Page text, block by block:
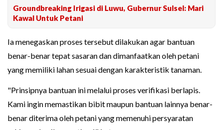
Groundbreaking Irigasi di Luwu, Gubernur Sulsel: Mari
Kawal Untuk Petani
Ia menegaskan proses tersebut dilakukan agar bantuan
benar-benar tepat sasaran dan dimanfaatkan oleh petani
yang memiliki lahan sesuai dengan karakteristik tanaman.
"Prinsipnya bantuan ini melalui proses verifikasi berlapis.
Kami ingin memastikan bibit maupun bantuan lainnya benar-
benar diterima oleh petani yang memenuhi persyaratan